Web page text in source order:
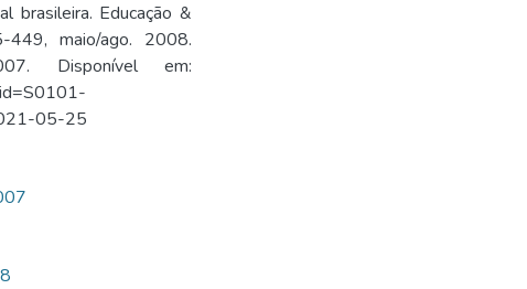
brasileira. Educação &
maio/ago. 2008.
Disponível em:
05-25